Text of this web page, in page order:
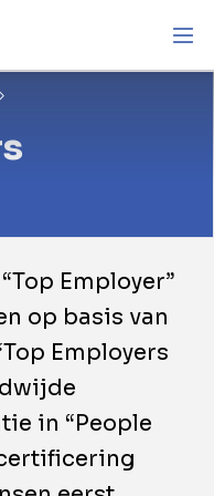
Employer”
op basis van
Employers
in “People